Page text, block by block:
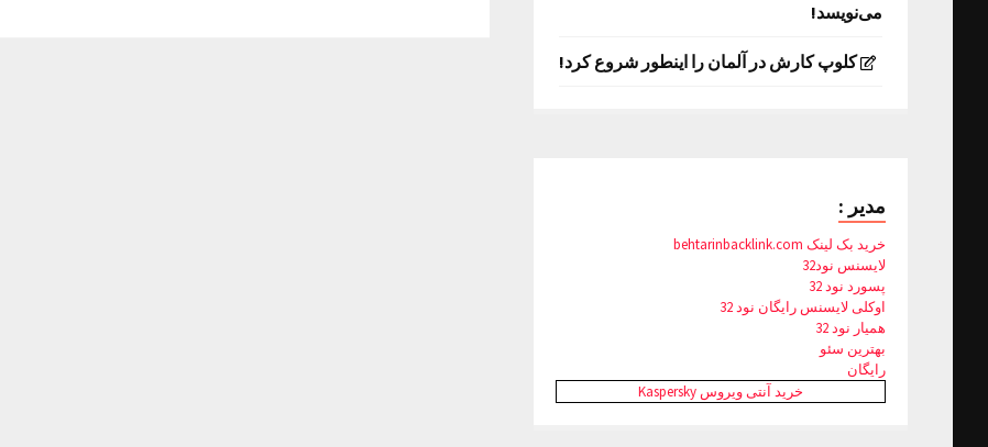
می‌نویسد!
کلوپ کارش در آلمان را اینطور شروع کرد!
مدیر :
خرید بک لینک behtarinbacklink.com
لایسنس نود32
پسورد نود 32
اوکلی لایسنس رایگان نود 32
همیار نود 32
بهترین سئو
رایگان
خرید آنتی ویروس Kaspersky